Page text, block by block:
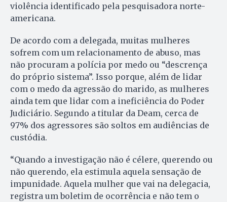
violência identificado pela pesquisadora norte-
americana.
De acordo com a delegada, muitas mulheres
sofrem com um relacionamento de abuso, mas
não procuram a polícia por medo ou “descrença
do próprio sistema”. Isso porque, além de lidar
com o medo da agressão do marido, as mulheres
ainda tem que lidar com a ineficiência do Poder
Judiciário. Segundo a titular da Deam, cerca de
97% dos agressores são soltos em audiências de
custódia.
“Quando a investigação não é célere, querendo ou
não querendo, ela estimula aquela sensação de
impunidade. Aquela mulher que vai na delegacia,
registra um boletim de ocorrência e não tem o